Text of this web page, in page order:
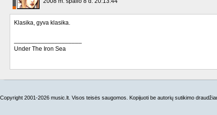
Klasika, gyva klasika.
Under The Iron Sea
Copyright 2001-2026 music.lt. Visos teisės saugomos. Kopijuoti be autorių sutikimo